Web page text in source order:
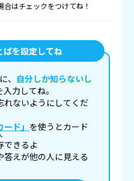
はチェックをつけてね！
ばを設定してね
、 自分しか知らないし
入力してね。
ないようにしてくだ
ド」 を使うとカード
できるよ
えが他の人に見える